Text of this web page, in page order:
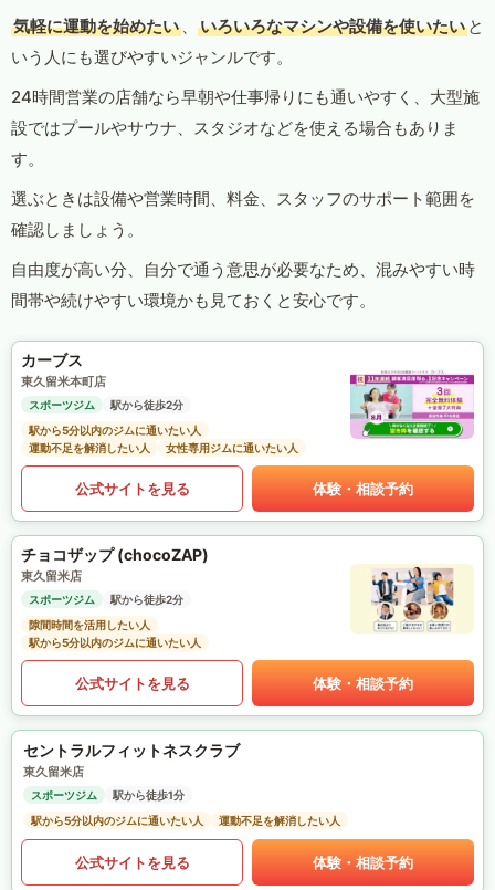
気軽に運動を始めたい 、 いろいろなマシンや設備を使いたい と
いう人にも選びやすいジャンルです。
24時間営業の店舗なら早朝や仕事帰りにも通いやすく、大型施
設ではプールやサウナ、スタジオなどを使える場合もありま
す。
選ぶときは設備や営業時間、料金、スタッフのサポート範囲を
確認しましょう。
自由度が高い分、自分で通う意思が必要なため、混みやすい時
間帯や続けやすい環境かも見ておくと安心です。
カーブス
東久留米本町店
スポーツジム
駅から徒歩2分
駅から5分以内のジムに通いたい人
運動不足を解消したい人
女性専用ジムに通いたい人
公式サイトを見る 体験・相談予約
チョコザップ (chocoZAP)
東久留米店
スポーツジム
駅から徒歩2分
隙間時間を活用したい人
駅から5分以内のジムに通いたい人
公式サイトを見る 体験・相談予約
セントラルフィットネスクラブ
東久留米店
スポーツジム
駅から徒歩1分
駅から5分以内のジムに通いたい人
運動不足を解消したい人
公式サイトを見る 体験・相談予約